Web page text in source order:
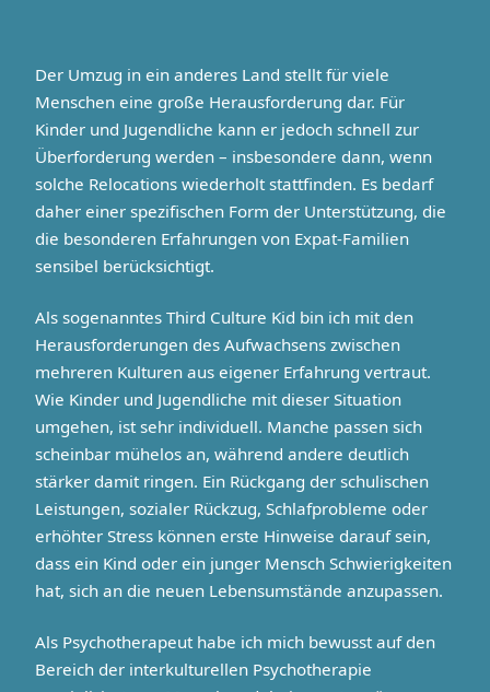
Der Umzug in ein anderes Land stellt für viele
Menschen eine große Herausforderung dar. Für
Kinder und Jugendliche kann er jedoch schnell zur
Überforderung werden – insbesondere dann, wenn
solche Relocations wiederholt stattfinden. Es bedarf
daher einer spezifischen Form der Unterstützung, die
die besonderen Erfahrungen von Expat-Familien
sensibel berücksichtigt.
Als sogenanntes Third Culture Kid bin ich mit den
Herausforderungen des Aufwachsens zwischen
mehreren Kulturen aus eigener Erfahrung vertraut.
Wie Kinder und Jugendliche mit dieser Situation
umgehen, ist sehr individuell. Manche passen sich
scheinbar mühelos an, während andere deutlich
stärker damit ringen. Ein Rückgang der schulischen
Leistungen, sozialer Rückzug, Schlafprobleme oder
erhöhter Stress können erste Hinweise darauf sein,
dass ein Kind oder ein junger Mensch Schwierigkeiten
hat, sich an die neuen Lebensumstände anzupassen.
Als Psychotherapeut habe ich mich bewusst auf den
Bereich der interkulturellen Psychotherapie